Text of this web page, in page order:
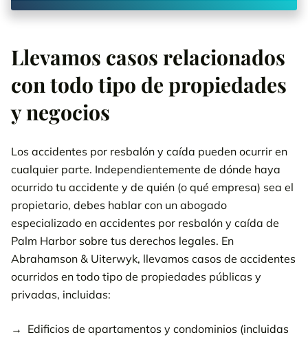
Llevamos casos relacionados
con todo tipo de propiedades
y negocios
Los accidentes por resbalón y caída pueden ocurrir en
cualquier parte. Independientemente de dónde haya
ocurrido tu accidente y de quién (o qué empresa) sea el
propietario, debes hablar con un abogado
especializado en accidentes por resbalón y caída de
Palm Harbor sobre tus derechos legales. En
Abrahamson & Uiterwyk, llevamos casos de accidentes
ocurridos en todo tipo de propiedades públicas y
privadas, incluidas:
Edificios de apartamentos y condominios (incluidas